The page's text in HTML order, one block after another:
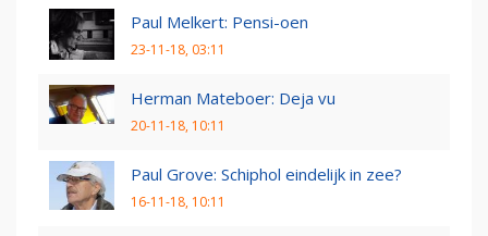
Paul Melkert: Pensi-oen
23-11-18, 03:11
Herman Mateboer: Deja vu
20-11-18, 10:11
Paul Grove: Schiphol eindelijk in zee?
16-11-18, 10:11